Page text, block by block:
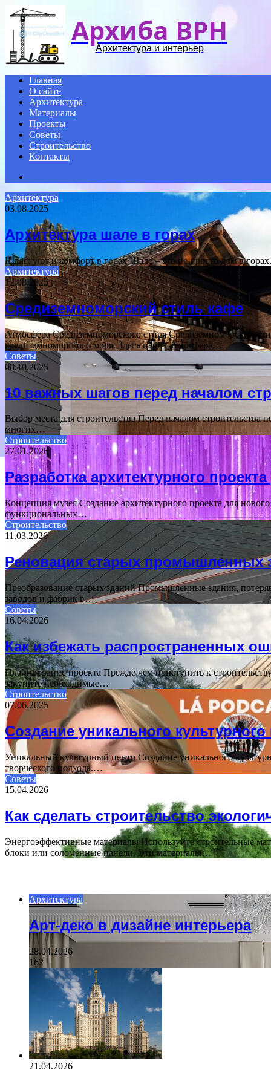
Архиба ВРН
Архитектура и интерьер
Главная
О сайте
Архитектура
Материалы
Проекты
Советы
Строительство
Контакты
Архитектура
03.08.2025
Архитектура шале в горах
Шале: уют и комфорт в горах Шале – это не просто дом в
Архитектура
12.08.2025
Средиземноморский стиль кафе
Атмосфера Средиземноморского стиля Средиземноморский
средиземноморского моря. Здесь царит атмосфера…
Советы
08.10.2025
10 важных шагов перед началом
Выбор места для строительства Перед началом строительства
многих…
Строительство
27.01.2026
Разработка архитектурного
Концепция музея Создание архитектурного проекта для
функциональных…
Строительство
11.03.2026
Реновация старых
Преобразование старых зданий Промышленные здания,
заводов и фабрик в…
Советы
16.04.2026
Как избежать распространенных
Планирование проекта Прежде чем приступить к
закупите необходимые…
Строительство
07.06.2025
Создание уникального
Уникальный культурный центр Создание уникального
творческого подхода.…
Советы
15.04.2026
Как сделать строительство
Энергоэффективные материалы Используйте строительные
блоки или соломенные панели. Эти материалы…
Архитектура
Арт-деко в дизайне интерьера
28.04.2026
162
21.04.2026